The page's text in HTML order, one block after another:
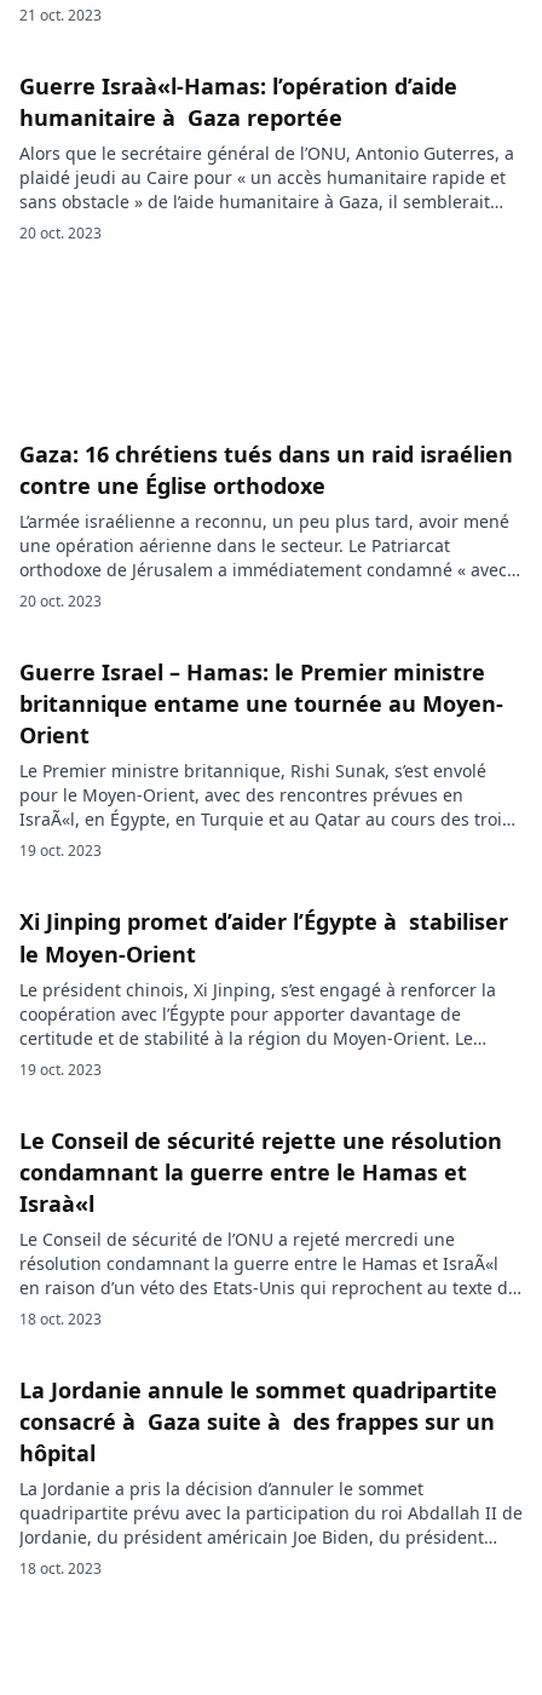
IsraÃ«l ». Ce samedi matin, IsraÃ«l a appelé ses citoyens à
devoyage pour […]
21 oct. 2023
Guerre Israà«l-Hamas: l’opération d’aide
humanitaire à Gaza reportée
Alors que le secrétaire général de l’ONU, Antonio Guterres, a
plaidé jeudi au Caire pour « un accès humanitaire rapide et
sans obstacle » de l’aide humanitaire à Gaza, il semblerait
que l’opération qui devait débuter ce 20 octobre soit
20 oct. 2023
Gaza: 16 chrétiens tués dans un raid israélien
contre une Église orthodoxe
L’armée israélienne a reconnu, un peu plus tard, avoir mené
une opération aérienne dans le secteur. Le Patriarcat
orthodoxe de Jérusalem a immédiatement condamné « avec
la plus grande fermeté » cette frappe. Le bilan reste encore
20 oct. 2023
Guerre Israel – Hamas: le Premier ministre
britannique entame une tournée au Moyen-
Orient
Le Premier ministre britannique, Rishi Sunak, s’est envolé
pour le Moyen-Orient, avec des rencontres prévues en
IsraÃ«l, en Égypte, en Turquie et au Qatar au cours des trois
prochains jours. La visite débutera par des entretiens avec le
Rishi Sunak, a […]
19 oct. 2023
Xi Jinping promet d’aider l’Égypte à stabiliser
le Moyen-Orient
Le président chinois, Xi Jinping, s’est engagé à renforcer la
coopération avec l’Égypte pour apporter davantage de
certitude et de stabilité à la région du Moyen-Orient. Le
président chinois, Xi Jinping, a exprimé son engagement à
[…]
19 oct. 2023
Le Conseil de sécurité rejette une résolution
condamnant la guerre entre le Hamas et
Israà«l
Le Conseil de sécurité de l’ONU a rejeté mercredi une
résolution condamnant la guerre entre le Hamas et IsraÃ«l
en raison d’un véto des Etats-Unis qui reprochent au texte de
ne pas mentionner le « droit d’IsraÃ«l à se défendre« . Sur 15
18 oct. 2023
La Jordanie annule le sommet quadripartite
consacré à Gaza suite à des frappes sur un
hôpital
La Jordanie a pris la décision d’annuler le sommet
quadripartite prévu avec la participation du roi Abdallah II de
Jordanie, du président américain Joe Biden, du président
égyptien Abdelfattah El-Sissi et du président palestinien
18 oct. 2023